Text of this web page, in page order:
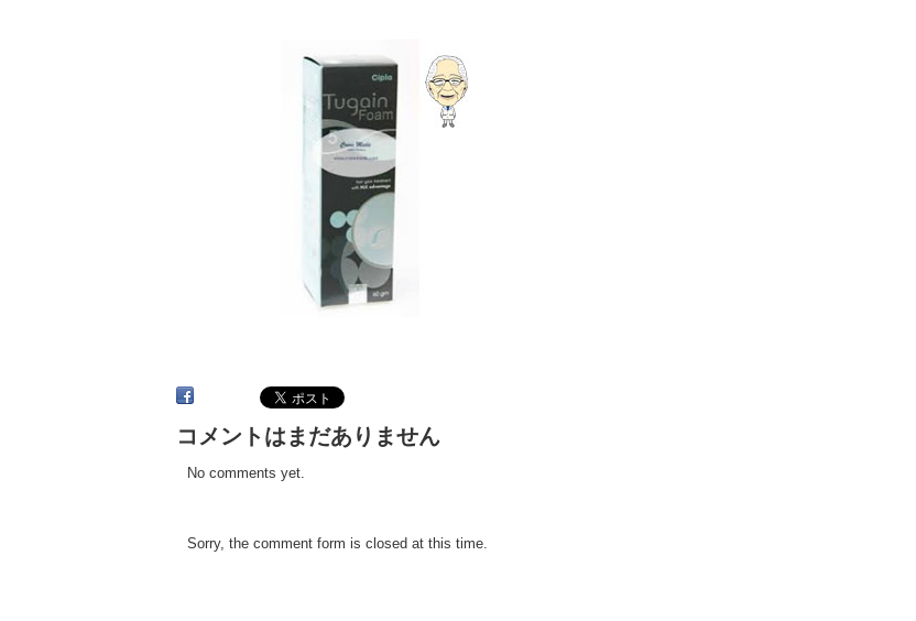
コメントはまだありません
No comments yet.
Sorry, the comment form is closed at this time.